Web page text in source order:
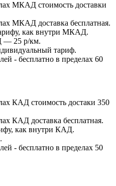
МКАД стоимость доставки
МКАД доставка бесплатная.
как внутри МКАД.
— 25 р/км.
тариф.
- бесплатно в пределах 60
КАД стоимость достаки 350
КАД доставка бесплатная.
как внутри КАД.
- бесплатно в пределах 50